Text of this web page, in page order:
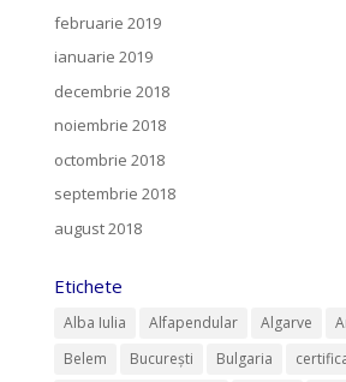
februarie 2019
ianuarie 2019
decembrie 2018
noiembrie 2018
octombrie 2018
septembrie 2018
august 2018
Etichete
Alba Iulia Alfapendular Algarve
Belem
București Bulgaria